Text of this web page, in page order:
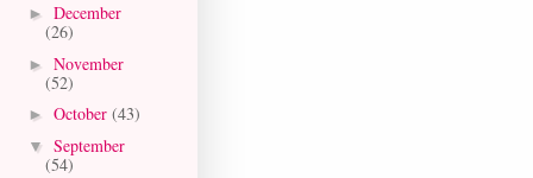
► December
(26)
► November
(52)
► October (43)
▼
September
(54)